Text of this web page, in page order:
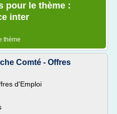
pour le thème :
inter
thème
Comté - Offres
d'Emploi